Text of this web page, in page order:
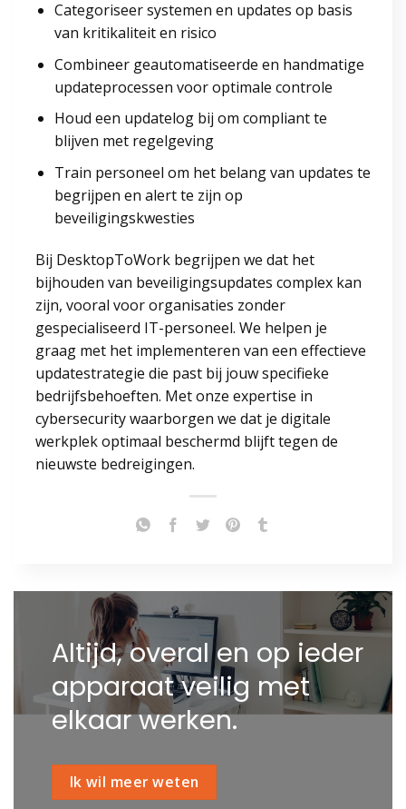
Categoriseer systemen en updates op basis
van kritikaliteit en risico
Combineer geautomatiseerde en handmatige
updateprocessen voor optimale controle
Houd een updatelog bij om compliant te
blijven met regelgeving
Train personeel om het belang van updates te
begrijpen en alert te zijn op
beveiligingskwesties
Bij DesktopToWork begrijpen we dat het
bijhouden van beveiligingsupdates complex kan
zijn, vooral voor organisaties zonder
gespecialiseerd IT-personeel. We helpen je
graag met het implementeren van een effectieve
updatestrategie die past bij jouw specifieke
bedrijfsbehoeften. Met onze expertise in
cybersecurity waarborgen we dat je digitale
werkplek optimaal beschermd blijft tegen de
nieuwste bedreigingen.
Altijd, overal en op ieder
apparaat veilig met
elkaar werken.
Ik wil meer weten